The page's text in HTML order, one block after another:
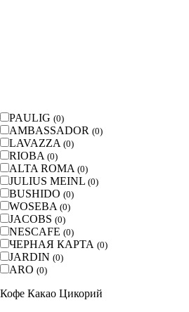
PAULIG (0)
AMBASSADOR (0)
LAVAZZA (0)
RIOBA (0)
ALTA ROMA (0)
JULIUS MEINL (0)
BUSHIDO (0)
WOSEBA (0)
JACOBS (0)
NESCAFE (0)
ЧЕРНАЯ КАРТА (0)
JARDIN (0)
ARO (0)
Кофе Какао Цикорий